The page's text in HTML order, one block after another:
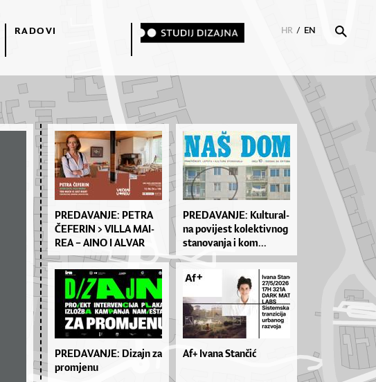
RADOVI HR / EN
PRE­DA­VA­NJE: PE­TRA
ČE­FE­RIN > VIL­LA MA­I­
REA – AI­NO I AL­VAR
AA­LT...
PRE­DA­VA­NJE: Kul­tu­ral­
na po­vi­je­st ko­lek­tiv­nog
sta­no­van­ja i kom...
PREDAVANJE: Dizajn za
promjenu
Af+ Ivana Stančić